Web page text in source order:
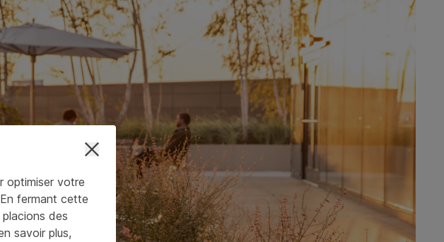
optimiser votre
fermant cette
des
savoir plus,